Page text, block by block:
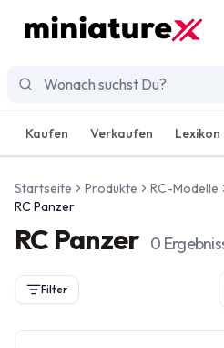
Kaufen Verkaufen Lexikon
Startseite Produkte RC-Modelle
RC Panzer
RC Panzer 0
Filter